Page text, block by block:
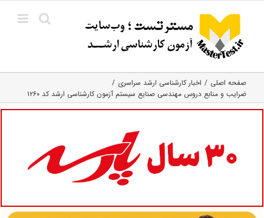
content
صفحه اصلی
اخبار کارشناسی ارشد سراسری
ضرایب و منابع دروس مهندسی صنایع سیستم آزمون کارشناسی ارشد کد ۱۲۶۰